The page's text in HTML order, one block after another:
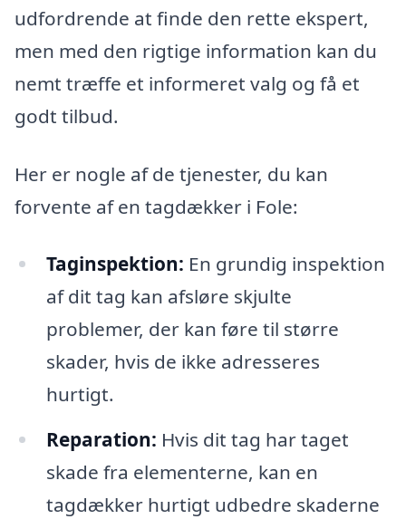
udfordrende at finde den rette ekspert,
men med den rigtige information kan du
nemt træffe et informeret valg og få et
godt tilbud.
Her er nogle af de tjenester, du kan
forvente af en tagdækker i Fole:
Taginspektion: En grundig inspektion
af dit tag kan afsløre skjulte
problemer, der kan føre til større
skader, hvis de ikke adresseres
hurtigt.
Reparation: Hvis dit tag har taget
skade fra elementerne, kan en
tagdækker hurtigt udbedre skaderne